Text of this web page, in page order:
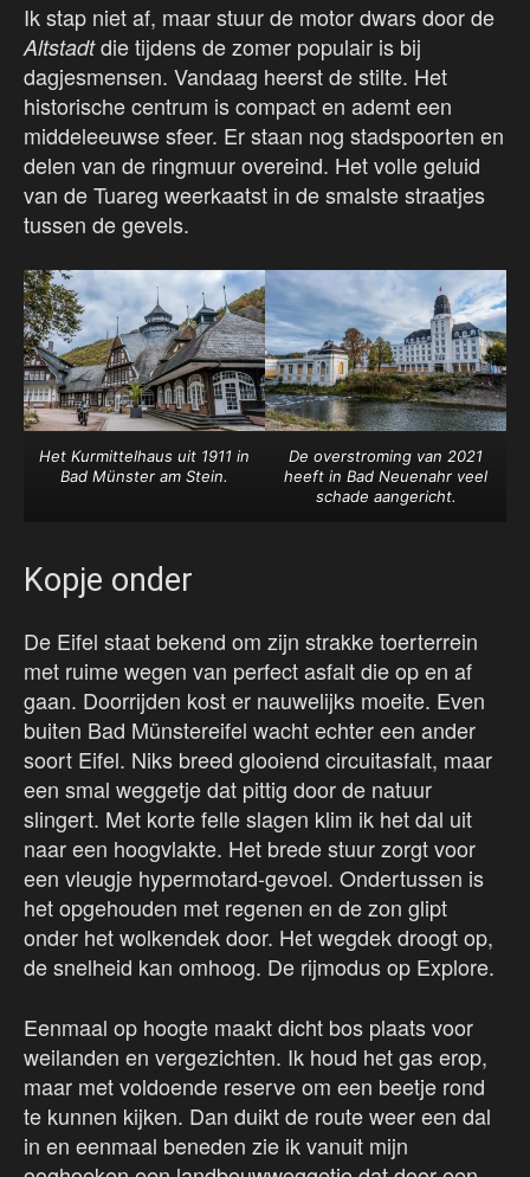
Ik stap niet af, maar stuur de motor dwars door de
Altstadtdie tijdens de zomer populair is bij
dagjesmensen. Vandaag heerst de stilte. Het
historische centrum is compact en ademt een
middeleeuwse sfeer. Er staan nog stadspoorten en
delen van de ringmuur overeind. Het volle geluid
van de Tuareg weerkaatst in de smalste straatjes
tussen de gevels.
Het Kurmittelhaus uit 1911 in
Bad Münster am Stein.
De overstroming van 2021
heeft in Bad Neuenahr veel
schade aangericht.
Kopje onder
De Eifel staat bekend om zijn strakke toerterrein
met ruime wegen van perfect asfalt die op en af
gaan. Doorrijden kost er nauwelijks moeite. Even
buiten Bad Münstereifel wacht echter een ander
soort Eifel. Niks breed glooiend circuitasfalt, maar
een smal weggetje dat pittig door de natuur
slingert. Met korte felle slagen klim ik het dal uit
naar een hoogvlakte. Het brede stuur zorgt voor
een vleugje hypermotard-gevoel. Ondertussen is
het opgehouden met regenen en de zon glipt
onder het wolkendek door. Het wegdek droogt op,
de snelheid kan omhoog. De rijmodus op Explore.
Eenmaal op hoogte maakt dicht bos plaats voor
weilanden en vergezichten. Ik houd het gas erop,
maar met voldoende reserve om een beetje rond
te kunnen kijken. Dan duikt de route weer een dal
in en eenmaal beneden zie ik vanuit mijn